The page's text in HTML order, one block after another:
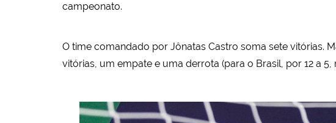
campeonato.
O time comandado por Jônatas Castro soma sete vitórias.
vitórias, um empate e uma derrota (para o Brasil, por 12 a